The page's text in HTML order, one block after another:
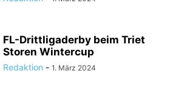
FL-Drittligaderby beim Triet
Storen Wintercup
Redaktion - 1. März 2024